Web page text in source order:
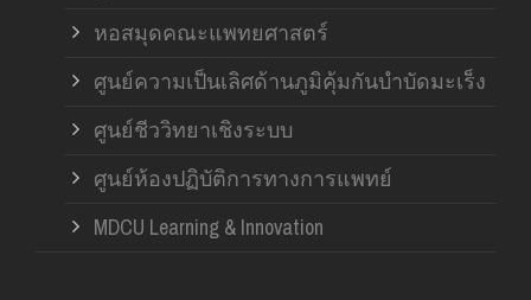
หอสมุดคณะแพทยศาสตร์
ศูนย์ความเป็นเลิศด้านภูมิคุ้มกันบำบัดมะเร็ง
ศูนย์ชีววิทยาเชิงระบบ
ศูนย์ห้องปฏิบัติการทางการแพทย์
MDCU Learning & Innovation